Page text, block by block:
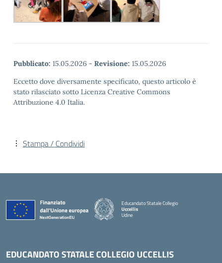
Pubblicato: 15.05.2026 - Revisione: 15.05.2026
Eccetto dove diversamente specificato, questo articolo è
stato rilasciato sotto Licenza Creative Commons
Attribuzione 4.0 Italia.
Stampa / Condividi
Educandato Statale Collegio
Uccellis
Udine
EDUCANDATO STATALE COLLEGIO UCCELLIS